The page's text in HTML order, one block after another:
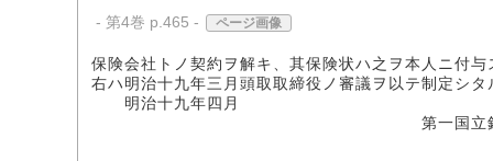
- 第4巻 p.465 - ページ画像
保険会社トノ契約ヲ解キ、其保険状ハ之ヲ本人ニ付
右ハ明治十九年三月頭取取締役ノ審議ヲ以テ制定シタ
明治十九年四月
第一国立銀